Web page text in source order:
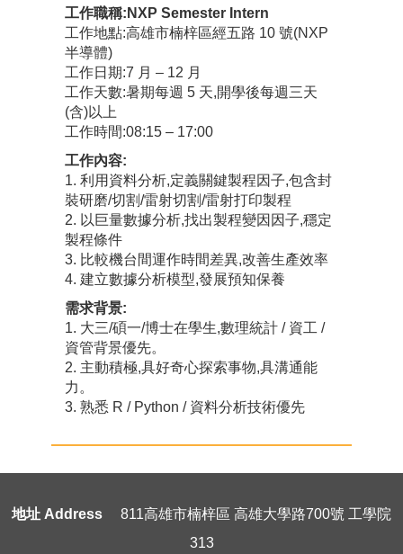
工作職稱:NXP Semester Intern
工作地點:高雄市楠梓區經五路 10 號(NXP
半導體)
工作日期:7 月 – 12 月
工作天數:暑期每週 5 天,開學後每週三天
(含)以上
工作時間:08:15 – 17:00
工作內容:
1. 利用資料分析,定義關鍵製程因子,包含封
裝研磨/切割/雷射切割/雷射打印製程
2. 以巨量數據分析,找出製程變因因子,穩定
製程條件
3. 比較機台間運作時間差異,改善生產效率
4. 建立數據分析模型,發展預知保養
需求背景:
1. 大三/碩一/博士在學生,數理統計 / 資工 /
資管背景優先。
2. 主動積極,具好奇心探索事物,具溝通能
力。
3. 熟悉 R / Python / 資料分析技術優先
地址 Address 811高雄市楠梓區 高雄大學路700號 工學院
313